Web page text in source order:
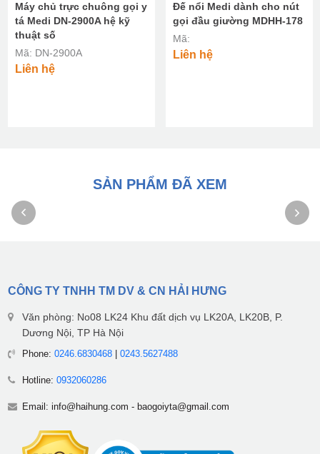
Máy chủ trực chuông gọi y
tá Medi DN-2900A hệ kỹ
thuật số
Mã: DN-2900A
Liên hệ
Đế nổi Medi dành cho nút
gọi đầu giường MDHH-178
Mã:
Liên hệ
SẢN PHẨM ĐÃ XEM
CÔNG TY TNHH TM DV & CN HẢI HƯNG
Văn phòng: No08 LK24 Khu đất dịch vụ LK20A, LK20B, P.
Dương Nội, TP Hà Nội
Phone: 0246.6830468| 0243.5627488
Hotline: 0932060286
Email: info@haihung.com - baogoiyta@gmail.com